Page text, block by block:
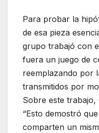
Para probar la
de esa pieza
grupo trabajó con
fuera un juego de
reemplazando por
transmitidos por
Sobre este trabajo,
“Esto demostró
comparten un